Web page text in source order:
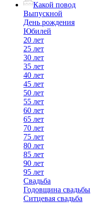
Какой повод
Выпускной
День рождения
Юбилей
20 лет
25 лет
30 лет
35 лет
40 лет
45 лет
50 лет
55 лет
60 лет
65 лет
70 лет
75 лет
80 лет
85 лет
90 лет
95 лет
Свадьба
Годовщина свадьбы
Ситцевая свадьба